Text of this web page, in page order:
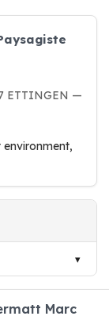
ETTINGEN —
Marc